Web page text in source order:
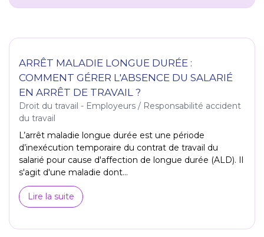
ARRÊT MALADIE LONGUE DURÉE :
COMMENT GÉRER L'ABSENCE DU SALARIÉ
EN ARRÊT DE TRAVAIL ?
Droit du travail - Employeurs / Responsabilité accident
du travail
L’arrêt maladie longue durée est une période
d’inexécution temporaire du contrat de travail du
salarié pour cause d'affection de longue durée (ALD). Il
s'agit d'une maladie dont...
Lire la suite